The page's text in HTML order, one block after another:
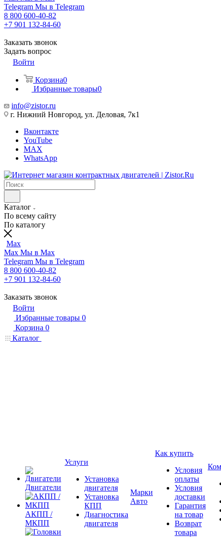
Telegram Мы в Telegram
8 800 600-40-82
+7 901 132-84-60
Заказать звонок
Задать вопрос
Войти
Корзина0
Избранные товары0
info@zistor.ru
г. Нижний Новгород, ул. Деловая, 7к1
Вконтакте
YouTube
MAX
WhatsApp
Каталог
По всему сайту
По каталогу
Max
Max Мы в Max
Telegram Мы в Telegram
8 800 600-40-82
+7 901 132-84-60
Заказать звонок
Войти
Избранные товары 0
Корзина 0
Каталог
Двигатели
АКПП /
МКПП
Услуги
Установка
двигателя
Установка
КПП
Диагностика
двигателя
Марки
Авто
Как купить
Условия
оплаты
Условия
доставки
Гарантия
на товар
Возврат
товара